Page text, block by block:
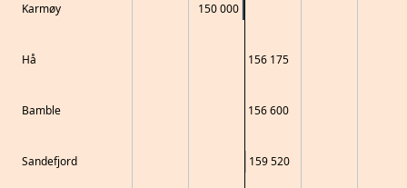
Karmøy
Hå
Bamble
Sandefjord
150 000
156 175
156 600
159 520